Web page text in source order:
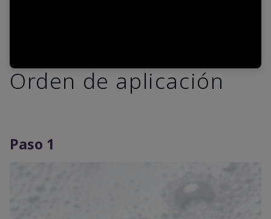
Orden de aplicación
Paso 1